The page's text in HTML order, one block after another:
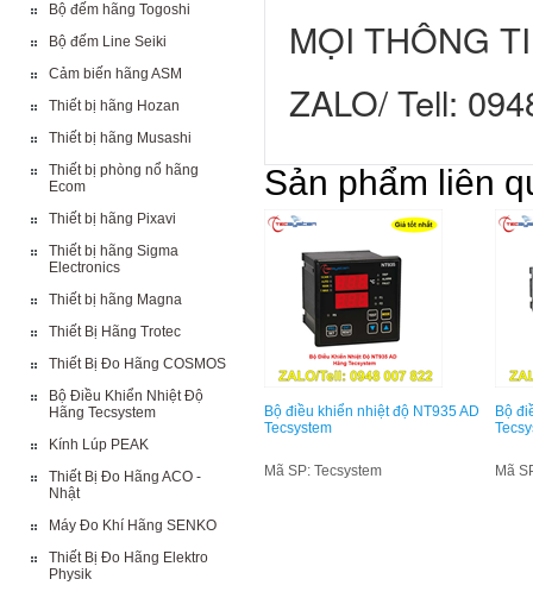
Bộ đếm hãng Togoshi
Bộ đếm Line Seiki
Cảm biến hãng ASM
Thiết bị hãng Hozan
Thiết bị hãng Musashi
Thiết bị phòng nổ hãng
Ecom
Thiết bị hãng Pixavi
Thiết bị hãng Sigma
Electronics
Thiết bị hãng Magna
Thiết Bị Hãng Trotec
Thiết Bị Đo Hãng COSMOS
Bộ Điều Khiển Nhiệt Độ
Hãng Tecsystem
Kính Lúp PEAK
Thiết Bị Đo Hãng ACO -
Nhật
Máy Đo Khí Hãng SENKO
Thiết Bị Đo Hãng Elektro
Physik
MỌI THÔNG
ZALO/ Tell:
Sản phẩm liên
Bộ điều khiển nhiệt độ NT935 AD
Tecsystem
Mã SP: Tecsystem
Bộ
Mã